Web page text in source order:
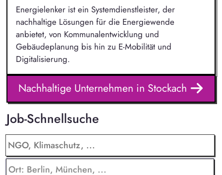
Energielenker ist ein Systemdienstleister, der
nachhaltige Lösungen für die Energiewende
anbietet, von Kommunalentwicklung und
Gebäudeplanung bis hin zu E-Mobilität und
Digitalisierung.
Nachhaltige Unternehmen in Stockach
Job-Schnellsuche